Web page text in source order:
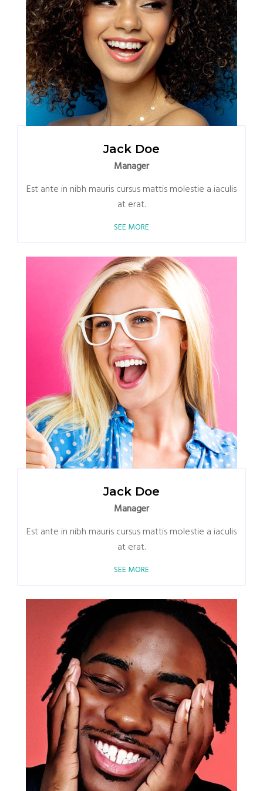
Jack Doe
Manager
Est ante in nibh mauris cursus mattis molestie a iaculis
at erat.
SEE MORE
Jack Doe
Manager
Est ante in nibh mauris cursus mattis molestie a iaculis
at erat.
SEE MORE